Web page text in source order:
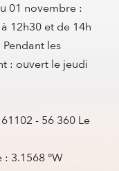
01 novembre :
12h30 et de 14h
les
: ouvert le jeudi
- 56 360 Le
3.1568 °W